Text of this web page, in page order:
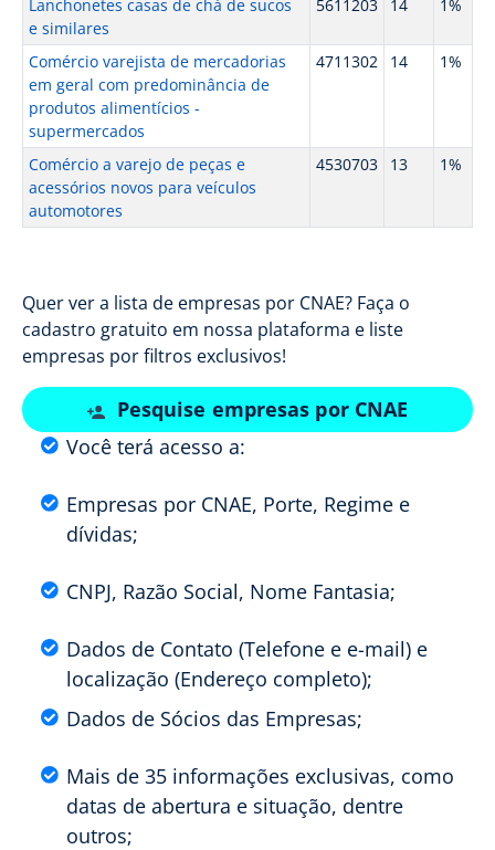
Lanchonetes casas de chá de sucos
e similares
5611203 14 1%
Comércio varejista de mercadorias
em geral com predominância de
produtos alimentícios -
supermercados
4711302 14 1%
Comércio a varejo de peças e
acessórios novos para veículos
automotores
4530703 13 1%
Quer ver a lista de empresas por CNAE? Faça o
cadastro gratuito em nossa plataforma e liste
empresas por filtros exclusivos!
Pesquise empresas por CNAE
Você terá acesso a:
Empresas por CNAE, Porte, Regime e
dívidas;
CNPJ, Razão Social, Nome Fantasia;
Dados de Contato (Telefone e e-mail) e
localização (Endereço completo);
Dados de Sócios das Empresas;
Mais de 35 informações exclusivas, como
datas de abertura e situação, dentre
outros;